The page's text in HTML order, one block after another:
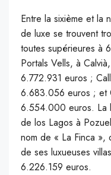
Entre la sixième et la
de luxe se trouvent
toutes supérieures à
Portals Vells, à
6.772.931 euros ;
6.683.056 euros ; et
6.554.000 euros. La
de los Lagos à
nom de « La Finca »,
de ses luxueuses
6.226.159 euros.